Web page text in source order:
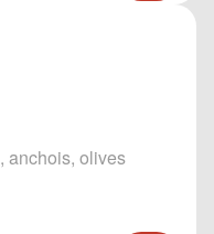
anchois, olives